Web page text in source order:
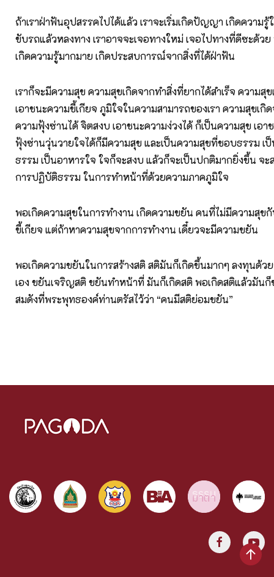
ถ้าเราฝ่าฟันอุปสรรคไปได้แล้ว เราจะเริ่มเกิดปัญญา เกิดความรู้
ขับรถแล้วหลงทาง เราอาจจะเจอทางใหม่ เจอไปทางที่ดีซะด้
เกิดความรู้มากมาย เกิดประสบการณ์จากสิ่งที่ได้ฝ่าฟัน
เราก็จะมีความสุข ความสุขเกิดจากทำสิ่งที่ยากได้สำเร็จ ความสุ
เอาชนะความขี้เกียจ ภูมิใจในความสามารถของเรา ความสุขเกิ
ความฟุ้งซ่านได้ จิตสงบ เอาชนะความง่วงได้ ก็เป็นความสุข เอา
ฟุ้งซ่านวุ่นวายใจได้ก็มีความสุข และเป็นความสุขที่ชอบธรรม เ
ธรรม เป็นอาหารใจ ใจก็จะสงบ แล้วก็จะเป็นปกติมากยิ่งขึ้น จะ
การปฏิบัติธรรม ในการทำหน้าที่ด้วยความภาคภูมิใจ
พอเกิดความสุขในการทำงาน เกิดความขยัน คนที่ไม่มีความสุข
ขี้เกียจ แต่ถ้าหาความสุขจากการทำงาน เดี๋ยวจะมีความขยัน
พอเกิดความขยันในการสร้างสติ สติมันก็เกิดขึ้นมากๆ ลงทุนด้ว
เอง ขยันเจริญสติ ขยันทำหน้าที่ มันก็เกิดสติ พอเกิดสติแล้วมัน
สมดังที่พระพุทธองค์ท่านตรัสไว้ว่า “คนมีสติย่อมขยัน”